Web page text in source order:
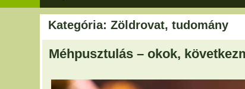
Kategória: Zöldrovat, tudomány
Méhpusztulás – okok,